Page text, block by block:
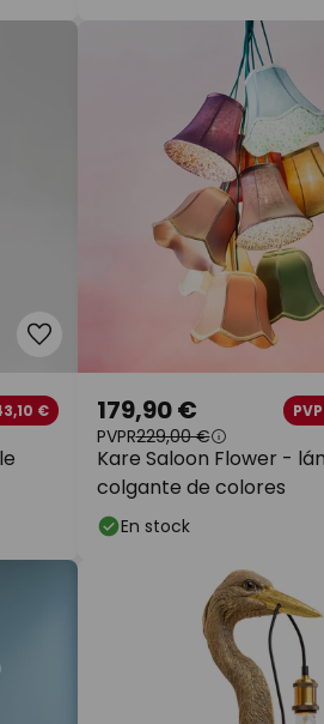
€
Kare Saloon Flower -
colgante de colores
179,90 €
PVPR229,00 €
En stock